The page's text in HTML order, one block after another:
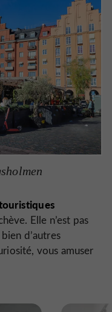
Elle n’est pas
d’autres
vous amuser